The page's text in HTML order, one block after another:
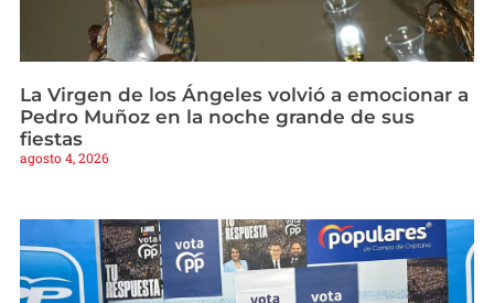
La Virgen de los Ángeles volvió a emocionar a
Pedro Muñoz en la noche grande de sus
fiestas
agosto 4, 2026